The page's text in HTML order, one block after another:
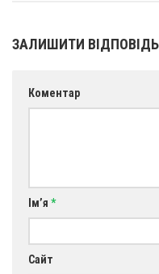
ЗАЛИШИТИ ВІДПОВІДЬ
Коментар
Ім’я *
Сайт